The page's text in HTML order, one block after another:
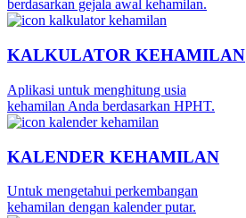
berdasarkan gejala awal kehamilan.
KALKULATOR KEHAMILAN
Aplikasi untuk menghitung usia
kehamilan Anda berdasarkan HPHT.
KALENDER KEHAMILAN
Untuk mengetahui perkembangan
kehamilan dengan kalender putar.